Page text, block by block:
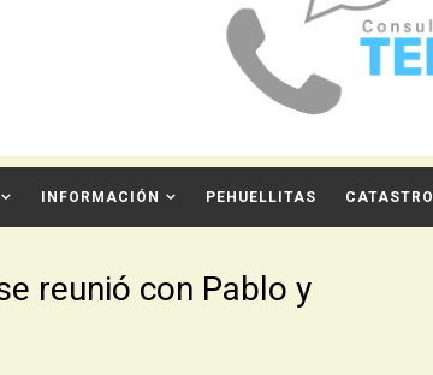
INFORMACIÓN PEHUELLITAS CATASTRO
reunió con Pablo y